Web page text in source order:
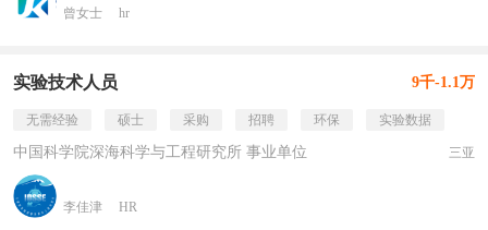
曾女士 hr
实验技术人员 9千-1.1万
无需经验 硕士 采购 招聘 环保 实验数据
中国科学院深海科学与工程研究所 事业单位 三亚
李佳津 HR